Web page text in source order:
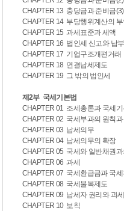
CHAPTER 13 충당금과 준비금
CHAPTER 14 부당행위계산의 부
CHAPTER 15 과세표준과 세액
CHAPTER 16 법인세 신고와 납부
CHAPTER 17 기업구조개편거래
CHAPTER 18 연결납세제도
CHAPTER 19 그 밖의 법인세
제2부 국세기본법
CHAPTER 01 조세총론과 국세기
CHAPTER 02 국세부과의 원칙
CHAPTER 03 납세의무
CHAPTER 04 납세의무의 확장
CHAPTER 05 국세와 일반채권과
CHAPTER 06 과세
CHAPTER 07 국세환급금과 국
CHAPTER 08 국세불복제도
CHAPTER 09 납세자 권리와 과
CHAPTER 10 보칙